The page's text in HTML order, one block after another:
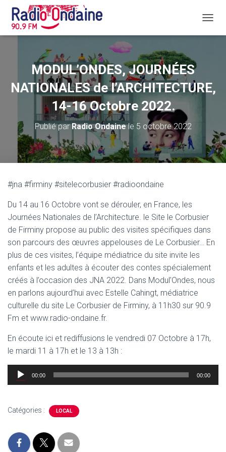
É
R
L
G
A
MODUL’ONDES, JOURNÉES
NATIONALES de l’ARCHITECTURE,
14-16 Octobre 2022.
Publié parRadio Ondainele 5 octobre 2022
#jna #firminy #sitelecorbusier #radioondaine
Du 14 au 16 Octobre vont se dérouler, en France, les
Journées Nationales de l’Architecture. le Site le Corbusier
de Firminy propose au public des visites spécifiques dans
son parcours des œuvres appelouses de Le Corbusier… En
plus de ces visites, l’équipe médiatrice du site invite les
enfants et les adultes à écouter des contes spécialement
créés à l’occasion des JNA 2022. Dans Modul’Ondes, nous
en parlons aujourd’hui avec Estelle Cahingt, médiatrice
culturelle du site Le Corbusier de Firminy, à 11h30 sur 90.9
Fm et www.radio-ondaine.fr.
En écoute ici et rediffusions le vendredi 07 Octobre à 17h,
le mardi 11 à 17h et le 13 à 13h :
Lecteur
audio
00:00 00:00
Catégories : LOCAL